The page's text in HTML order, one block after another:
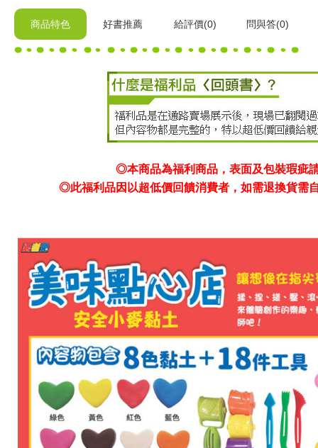
商品特色 好書推薦 給評價(0) 問與答(0)
◎本商品為福利商品，表面及包裝瑕疵
◎此福利品因以超低價回饋消費者，如需退換貨需